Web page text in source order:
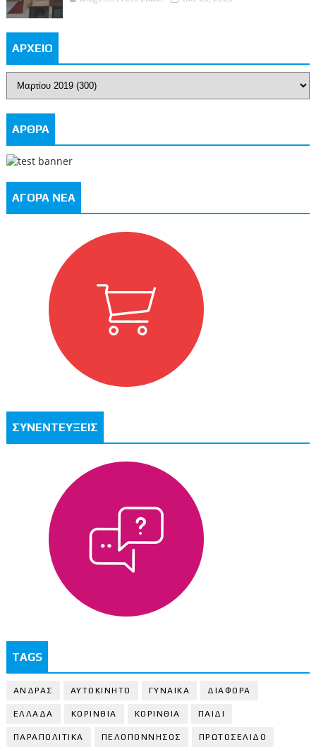
ΑΡΧΕΙΟ
ΑΡΘΡΑ
ΑΓΟΡΑ ΝΕΑ
ΣΥΝΕΝΤΕΥΞΕΙΣ
TAGS
ΑΝΔΡΑΣ ΑΥΤΟΚΙΝΗΤΟ ΓΥΝΑΙΚΑ ΔΙΑΦΟΡΑ
ΕΛΛΑΔΑ ΚΟΡΙΝΘΙΑ ΚΟΡΙΝΘΙA ΠΑΙΔΙ
ΠΑΡΑΠΟΛΙΤΙΚΑ ΠΕΛΟΠΟΝΝΗΣΟΣ ΠΡΩΤΟΣΕΛΙΔΟ